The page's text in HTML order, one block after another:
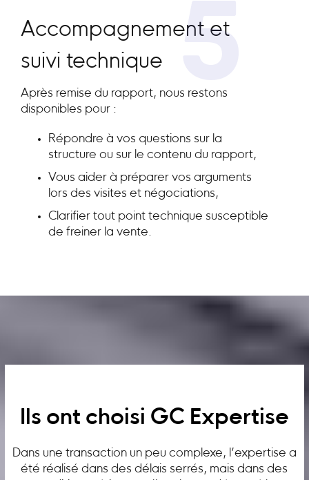
5
Accompagnement et
suivi technique
Après remise du rapport, nous restons
disponibles pour :
Répondre à vos questions sur la
structure ou sur le contenu du rapport,
Vous aider à préparer vos arguments
lors des visites et négociations,
Clarifier tout point technique susceptible
de freiner la vente.
Ils ont choisi GC Expertise
Dans une transaction un peu complexe, l’expertise a
été réalisé dans des délais serrés, mais dans des